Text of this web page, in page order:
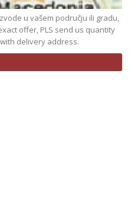
u vašem području ili gradu,
offer, PLS send us quantity
delivery address.